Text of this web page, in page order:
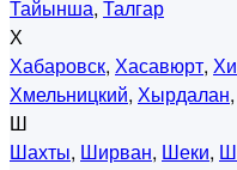
Тайынша, Талгар
Х
Хабаровск, Хасавюрт,
Хмельницкий, Хырдалан,
Ш
Шахты, Ширван, Шеки,